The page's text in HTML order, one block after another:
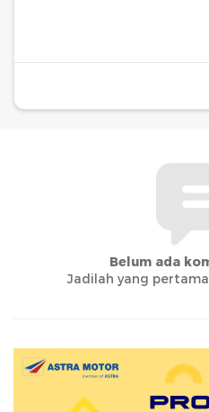
Belum ada
Jadilah yang